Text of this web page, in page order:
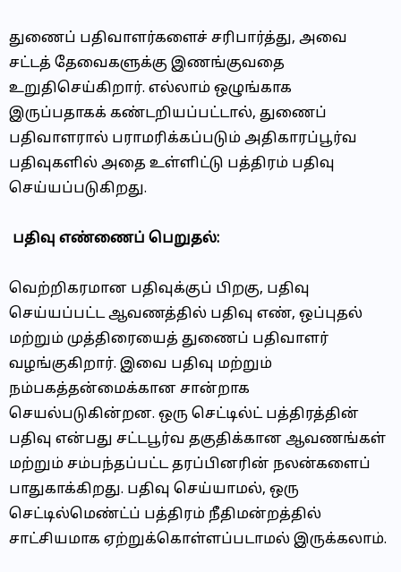
துணைப் பதிவாளர்களைச் சரிபார்த்து, அவை
சட்டத் தேவைகளுக்கு இணங்குவதை
உறுதிசெய்கிறார். எல்லாம் ஒழுங்காக
இருப்பதாகக் கண்டறியப்பட்டால், துணைப்
பதிவாளரால் பராமரிக்கப்படும் அதிகாரப்பூர்வ
பதிவுகளில் அதை உள்ளிட்டு பத்திரம் பதிவு
செய்யப்படுகிறது.
பதிவு எண்ணைப் பெறுதல்:
வெற்றிகரமான பதிவுக்குப் பிறகு, பதிவு
செய்யப்பட்ட ஆவணத்தில் பதிவு எண், ஒப்புதல்
மற்றும் முத்திரையைத் துணைப் பதிவாளர்
வழங்குகிறார். இவை பதிவு மற்றும்
நம்பகத்தன்மைக்கான சான்றாக
செயல்படுகின்றன. ஒரு செட்டில்ட் பத்திரத்தின்
பதிவு என்பது சட்டபூர்வ தகுதிக்கான ஆவணங்கள்
மற்றும் சம்பந்தப்பட்ட தரப்பினரின் நலன்களைப்
பாதுகாக்கிறது. பதிவு செய்யாமல், ஒரு
செட்டில்மெண்ட்ப் பத்திரம் நீதிமன்றத்தில்
சாட்சியமாக ஏற்றுக்கொள்ளப்படாமல் இருக்கலாம்.